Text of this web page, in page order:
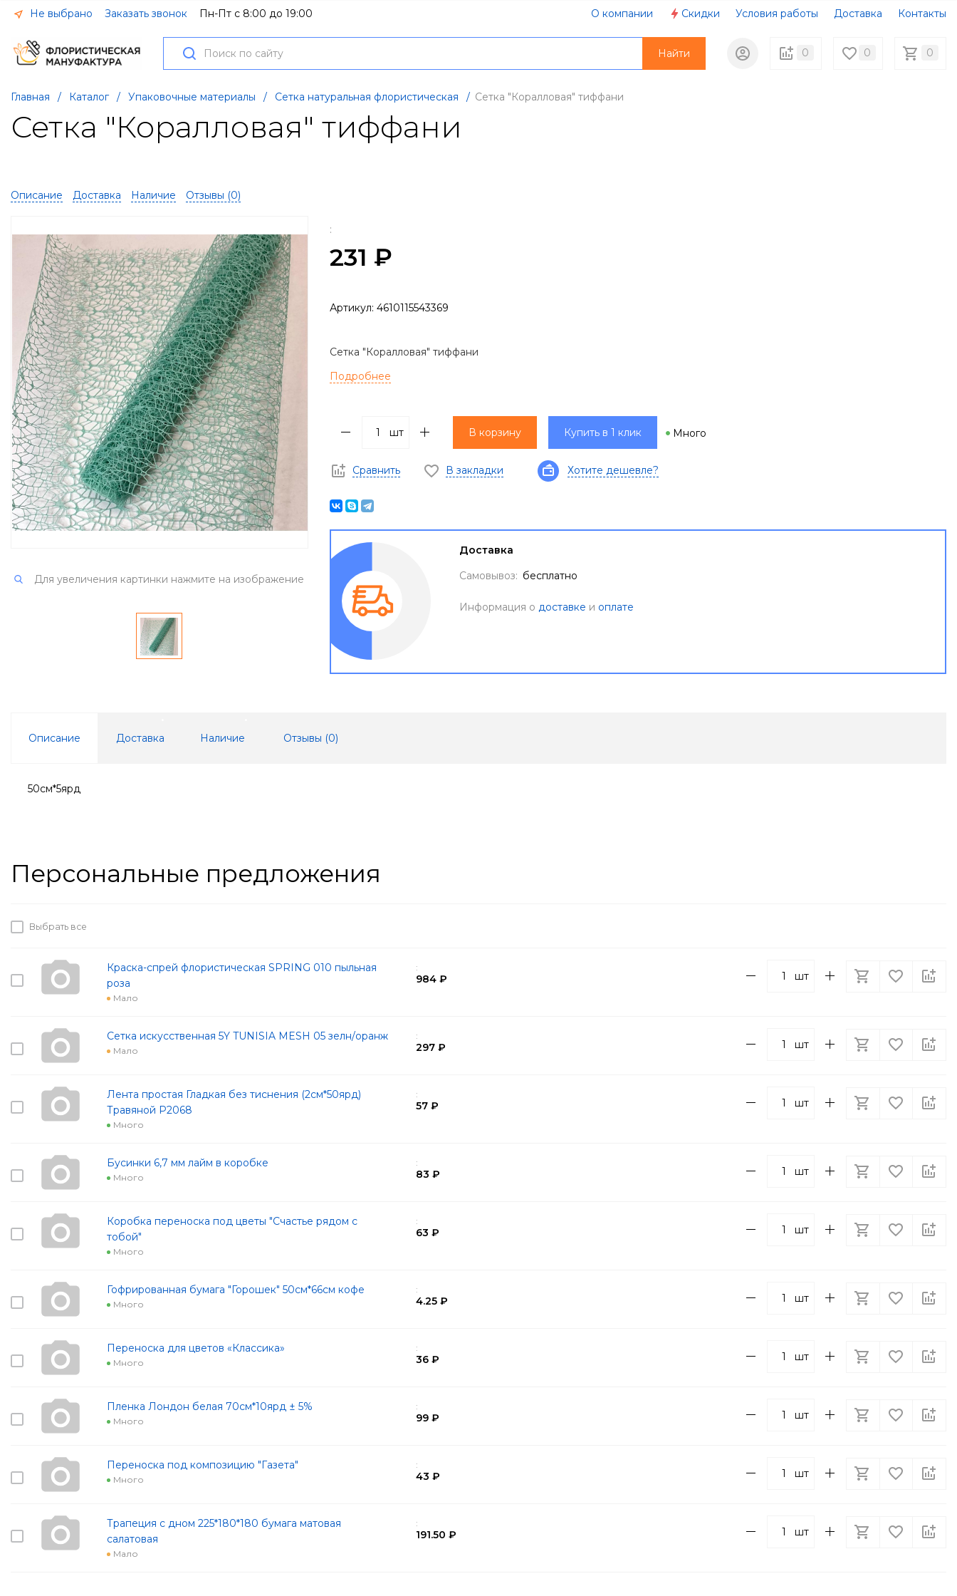
Не выбрано Заказать звонок Пн-Пт с 8:00 до 19:00 О компании Скидки Условия работы Доставка Контакты
0 0 0
Найти
Главная / Каталог / Упаковочные материалы / Сетка натуральная флористическая / Сетка "Коралловая" тиффани
Сетка "Коралловая" тиффани
Описание Доставка Наличие Отзывы (0)
Для увеличения картинки нажмите на изображение
:
231 ₽
Артикул: 4610115543369
Сетка "Коралловая" тиффани
Подробнее
шт В корзину Купить в 1 клик Много
Сравнить В закладки Хотите дешевле?
Доставка
Самовывоз: бесплатно
Информация о доставке и оплате
Описание Доставка Наличие Отзывы (0)
50см*5ярд
Персональные предложения
Выбрать все
Краска-спрей флористическая SPRING 010 пыльная
роза
Мало
:
984 ₽ шт
Сетка искусственная 5Y TUNISIA MESH 05 зелн/оранж
Мало
:
297 ₽ шт
Лента простая Гладкая без тиснения (2см*50ярд)
Травяной Р2068
Много
:
57 ₽ шт
Бусинки 6,7 мм лайм в коробке
Много
:
83 ₽ шт
Коробка переноска под цветы "Счастье рядом с
тобой"
Много
:
63 ₽ шт
Гофрированная бумага "Горошек" 50см*66см кофе
Много
:
4.25 ₽ шт
Переноска для цветов «Классика»
Много
:
36 ₽ шт
Пленка Лондон белая 70см*10ярд ± 5%
Много
:
99 ₽ шт
Переноска под композицию "Газета"
Много
:
43 ₽ шт
Трапеция с дном 225*180*180 бумага матовая
салатовая
Мало
:
191.50 ₽ шт